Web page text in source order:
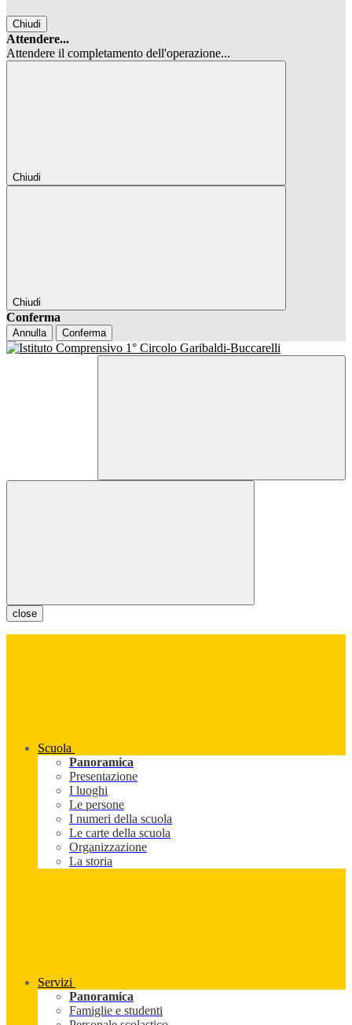
Chiudi
Attendere...
Attendere il completamento dell'operazione...
Chiudi
Chiudi
Conferma
Annulla Conferma
close
Scuola
Panoramica
Presentazione
I luoghi
Le persone
I numeri della scuola
Le carte della scuola
Organizzazione
La storia
Servizi
Panoramica
Famiglie e studenti